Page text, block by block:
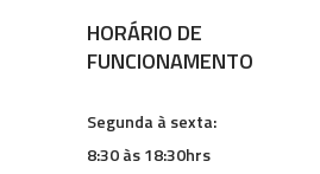
HORÁRIO DE
FUNCIONAMENTO
Segunda à sexta:
8:30 às 18:30hrs